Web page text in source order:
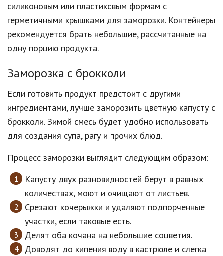
силиконовым или пластиковым формам с
герметичными крышками для заморозки. Контейнеры
рекомендуется брать небольшие, рассчитанные на
одну порцию продукта.
Заморозка с брокколи
Если готовить продукт предстоит с другими
ингредиентами, лучше заморозить цветную капусту с
брокколи. Зимой смесь будет удобно использовать
для создания супа, рагу и прочих блюд.
Процесс заморозки выглядит следующим образом:
Капусту двух разновидностей берут в равных
количествах, моют и очищают от листьев.
Срезают кочерыжки и удаляют подпорченные
участки, если таковые есть.
Делят оба кочана на небольшие соцветия.
Доводят до кипения воду в кастрюле и слегка